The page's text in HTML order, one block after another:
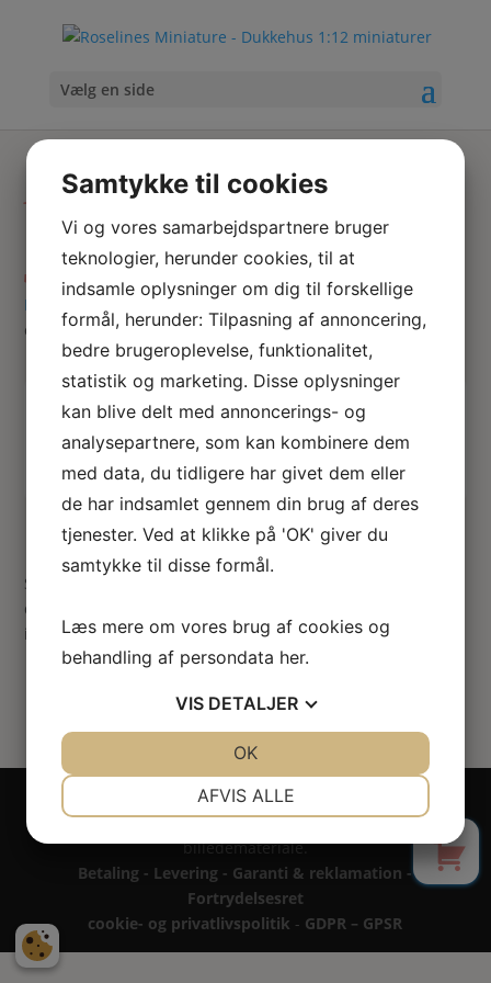
Vælg en side
Miniature
gavekort
Hjem Tekstiler & accessoires Miniature lingeri
/ Satin
corsage i hvid
Skriv
hvad
søger
her
Ingen resultater fundet
Siden du anmodede om kunne ikke findes. Prøv at præciser
din søgning, eller brug navigationen ovenfor til at lokalisere
indlægget.
Copyright 2024 - All rights reserved RoseLines
Miniature ® på design, brandnavn, logo, tekst og
billedemateriale.
Betaling - Levering - Garanti & reklamation -
Fortrydelsesret
cookie- og privatlivspolitik - GDPR – GPSR
0
Samtykke til cookies
Vi og vores samarbejdspartnere bruger
teknologier, herunder cookies, til at
indsamle oplysninger om dig til forskellige
formål, herunder: Tilpasning af annoncering,
bedre brugeroplevelse, funktionalitet,
statistik og marketing. Disse oplysninger
kan blive delt med annoncerings- og
analysepartnere, som kan kombinere dem
med data, du tidligere har givet dem eller
de har indsamlet gennem din brug af deres
tjenester. Ved at klikke på 'OK' giver du
samtykke til disse formål.
Læs mere om vores brug af cookies og
behandling af persondata her.
VIS DETALJER
MARKETING STATISTIK
AFVIS ALLE
OK